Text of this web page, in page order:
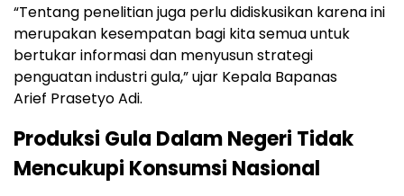
“Tentang penelitian juga perlu didiskusikan karena ini
merupakan kesempatan bagi kita semua untuk
bertukar informasi dan menyusun strategi
penguatan industri gula,” ujar Kepala Bapanas
Arief Prasetyo Adi.
Produksi Gula Dalam Negeri Tidak
Mencukupi Konsumsi Nasional